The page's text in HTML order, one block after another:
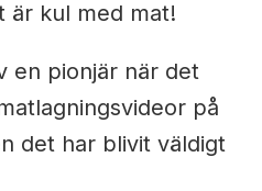
är kul med mat!
en pionjär när det
på
det har blivit väldigt